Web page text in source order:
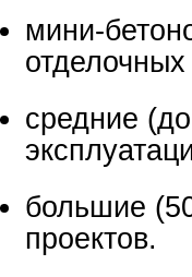
мини-
отделочных
средние
большие
проектов.